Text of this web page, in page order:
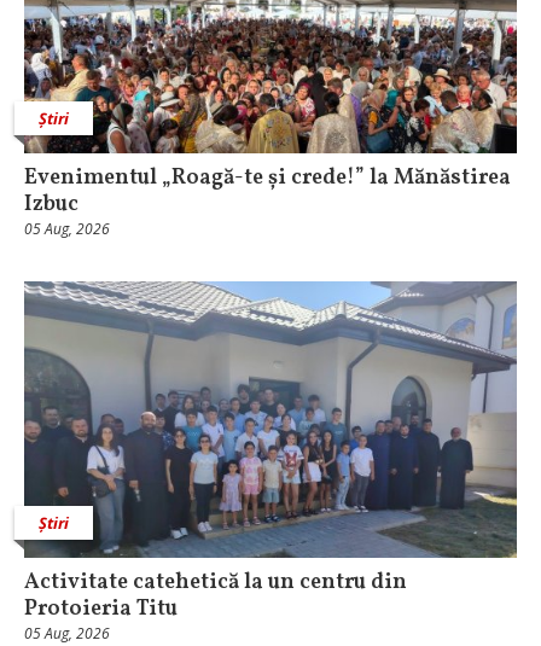
Știri
Evenimentul „Roagă-te și crede!” la Mănăstirea
Izbuc
05 Aug, 2026
Știri
Activitate catehetică la un centru din
Protoieria Titu
05 Aug, 2026